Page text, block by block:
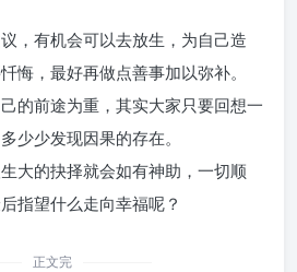
，有机会可以去放生，为自己造
悔，最好再做点善事加以弥补。
的前途为重，其实大家只要回想一
少少发现因果的存在。
大的抉择就会如有神助，一切顺
指望什么走向幸福呢？
正文完